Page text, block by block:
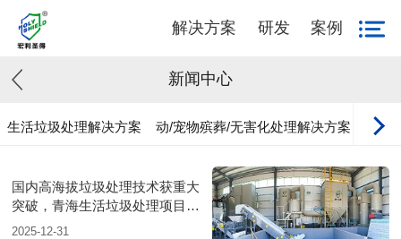
解决方案 研发 案例
新闻中心
生活垃圾处理解决方案 动/宠物殡葬/无害化处理解决方案 工业
国内高海拔垃圾处理技术获重大
突破，青海生活垃圾处理项目树
行业新标杆
2025-12-31